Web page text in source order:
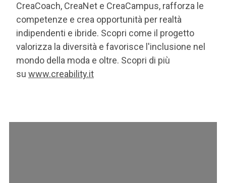
CreaCoach, CreaNet e CreaCampus, rafforza le
competenze e crea opportunità per realtà
indipendenti e ibride. Scopri come il progetto
valorizza la diversità e favorisce l'inclusione nel
mondo della moda e oltre. Scopri di più
su www.creability.it